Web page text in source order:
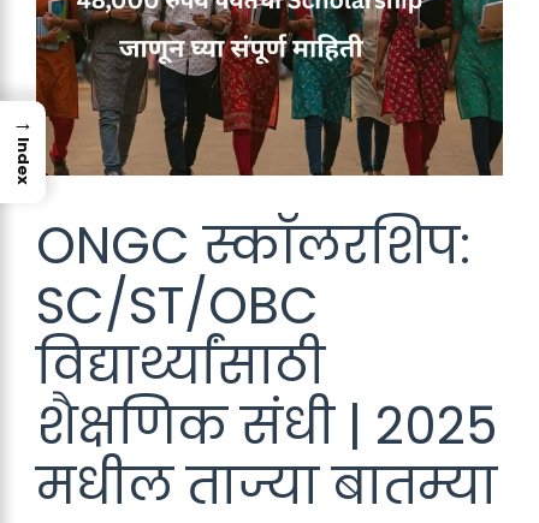
ONGC स्कॉलरशिप:
SC/ST/OBC
विद्यार्थ्यांसाठी
शैक्षणिक संधी | 2025
मधील ताज्या बातम्या
→
Index